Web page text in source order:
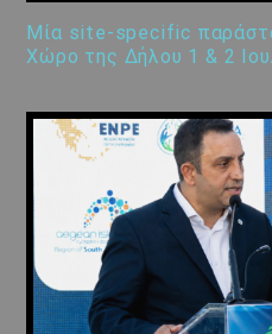
Μία site-specific
Χώρο της Δήλου 1 & 2